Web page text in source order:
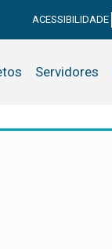
ACESSIBILIDADE
Servidores